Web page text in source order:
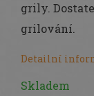
DÁRKY
SLEVY
TERASA
Skladem
grily.
grilování.
Detailní